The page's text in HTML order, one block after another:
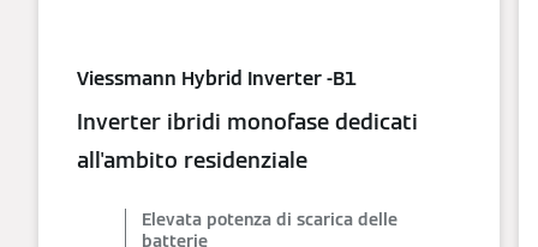
Viessmann Hybrid Inverter -B1
Inverter ibridi monofase dedicati
all'ambito residenziale
Elevata potenza di scarica delle
batterie